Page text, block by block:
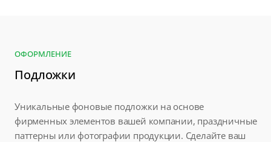
ОФОРМЛЕНИЕ
Подложки
Уникальные фоновые подложки на основе
фирменных элементов вашей компании, праздничные
паттерны или фотографии продукции. Сделайте ваш